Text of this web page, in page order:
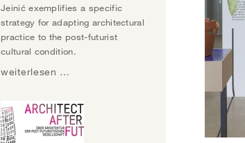
Jeinić exemplifies a specific
strategy for adapting architectural
practice to the post-futurist
cultural condition.
weiterlesen …